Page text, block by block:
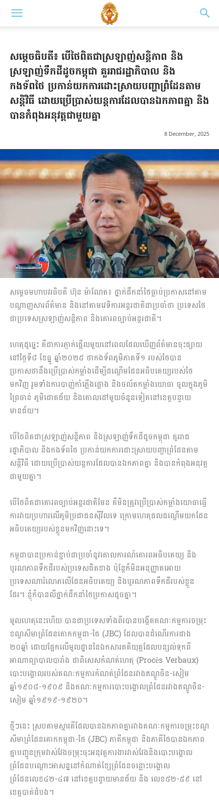
សម្តេចធិបតី៖ បើថៃពិតជាស្រឡាញ់សន្តិភាព និង
ស្រឡាញ់ទឹកដីដូចកម្ពុជា គួររាជរដ្ឋាភិបាល និង
កងទ័ពថៃ ប្រកាន់យកការដោះស្រាយបញ្ហាព្រំដែនតាម
សន្តិវិធី ដោយប្រើប្រាស់យន្តការដែលបានឯកភាពគ្នា និង
បានកំពុងអនុវត្តជាមួយគ្នា
8 December, 2025
សម្តេចមហាបវរធិបតី ហ៊ុន ម៉ាណែត៖ ថ្នាក់ដឹកនាំថៃធ្លាប់ប្រកាសនៅតាម
បណ្តាញសារព័ត៌មាន និងនៅតាមវេទិការអន្តរជាតិជាប្រចាំថា ប្រទេសថៃ
ជាប្រទេសស្រឡាញ់សន្តិភាព និងគោរពច្បាប់អន្តរជាតិ។
ហេតុដូច្នេះ គឺជាការភ្ញាក់ផ្អើលមួយនៅពេលដែលឃើញព័ត៌មានចុះផ្សាយ
នៅថ្ងៃទី៨ ខែធ្នូ ឆ្នាំ២០២៥ ថាកងទ័ពភូមិភាគទី១ របស់ថៃបាន
ប្រកាសថានឹងប្រើប្រាស់កម្លាំងដើម្បីដណ្ដើមដែនអធិបតេយ្យរបស់ថៃ
មកវិញ រួមទាំងការបាញ់កាំភ្លើងផ្លោង និងចល័តកម្លាំងយោធា ចូលក្នុងភូមិ
ព្រៃចាន់ ភូមិជោគជ័យ និងគោលដៅមួយចំនួនទៀតនៅខេត្តបន្ទាយ
មានជ័យ។
បើថៃពិតជាស្រឡាញ់សន្តិភាព និងស្រឡាញ់ទឹកដីដូចកម្ពុជា គួររាជ
រដ្ឋាភិបាល និងកងទ័ពថៃ ប្រកាន់យកការដោះស្រាយបញ្ហាព្រំដែនតាម
សន្តិវិធី ដោយប្រើប្រាស់យន្តការដែលបានឯកភាពគ្នា និងបានកំពុងអនុវត្ត
ជាមួយគ្នា។
បើថៃពិតជាគោរពច្បាប់អន្តរជាតិមែន គឺមិនត្រូវប្រើប្រាស់កម្លាំងយោធាធ្វើ
ការវាយប្រហារលើភូមិប្រជាជនស៊ីវីលទេ ក្រោមហេតុផលដណ្ដើមយកដែន
អធិបតេយ្យរបស់ខ្លួនមកវិញនោះទេ។
កម្ពុជាបានប្រកាន់ខ្ជាប់ជាប្រចាំនូវគោលការណ៍គោរពអធិបតេយ្យ និង
បូរណភាពទឹកដីរបស់ប្រទេសជិតខាង ប៉ុន្តែក៏មិនអនុញ្ញាតអោយ
ប្រទេសណារំលោភលើដែនអធិបតេយ្យ និងបូរណភាពទឹកដីរបស់ខ្លួន
ដែរ។ ខ្ញុំក៏បានលឺថ្នាក់ដឹកនាំថៃប្រកាសដូចគ្នា។
មូលហេតុនេះហើយ បានជាប្រទេសទាំងពីរបានបង្កើតគណៈកម្មការចម្រុះ
ខណ្ឌសីមាព្រំដែនគោកកម្ពុជា-ថៃ (JBC) ដែលបានដំណើរការជាង
២០ឆ្នាំ ដោយផ្អែកលើមូលដ្ឋាននៃឯកសារគតិយុត្តដែលបន្សល់ទុកពី
អាណាព្យាបាលបារាំង ជាពិសេសកំណត់ហេតុ (Procès Verbaux)
បោះបង្គោលរបស់គណៈកម្មការកំណត់ព្រំដែនរវាងឥណ្ឌូចិន-សៀម
ឆ្នាំ១៩០៨-១៩០៩ និងគណៈកម្មការបោះបង្គោលព្រំដែនរវាងឥណ្ឌូចិន-
សៀម ឆ្នាំ១៩១៩-១៩២០។
ថ្មីៗនេះ ស្របតាមស្មារតីដែលបានឯកភាពគ្នារវាងគណៈកម្មការចម្រុះខណ្ឌ
សីមាព្រំដែនគោកកម្ពុជា-ថៃ (JBC) ភាគីកម្ពុជា និងភាគីថៃបានឯកភាព
គ្នាបញ្ជូនក្រុមវាស់វែងចម្រុះចុះអនុវត្តការងារវាស់វែងនិងបោះបង្គោល
ព្រំដែនបណ្តោះអាសន្ននៅកំណាត់ខ្សែព្រំដែនចន្លោះបង្គោល
ព្រំដែនលេខ៤២-៤៧ នៅខេត្តបន្ទាយមានជ័យ និង លេខ៥២-៥៩ នៅ
ខេត្តបាត់ដំបង។